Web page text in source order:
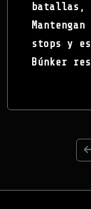
batallas,
stops y
Búnker